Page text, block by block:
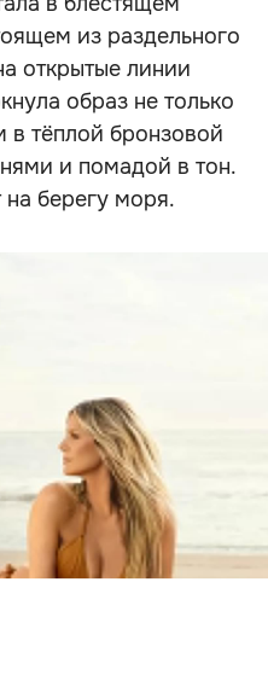
из раздельного
открытые линии
образ не только
тёплой бронзовой
и помадой в тон.
берегу моря.